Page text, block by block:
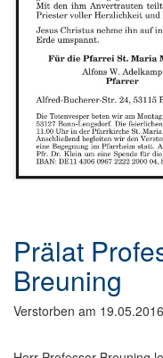
Prälat
Breuning
Verstorben am 19.05.2016